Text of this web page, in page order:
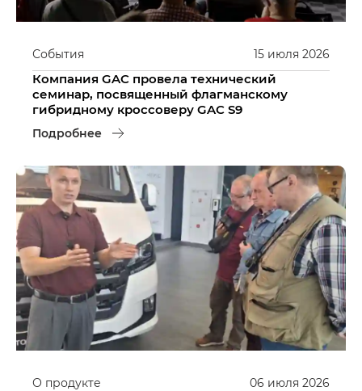
15 июля 2026
События
Компания GAC провела технический
семинар, посвященный флагманскому
гибридному кроссоверу GAC S9
Подробнее
06 июля 2026
О продукте